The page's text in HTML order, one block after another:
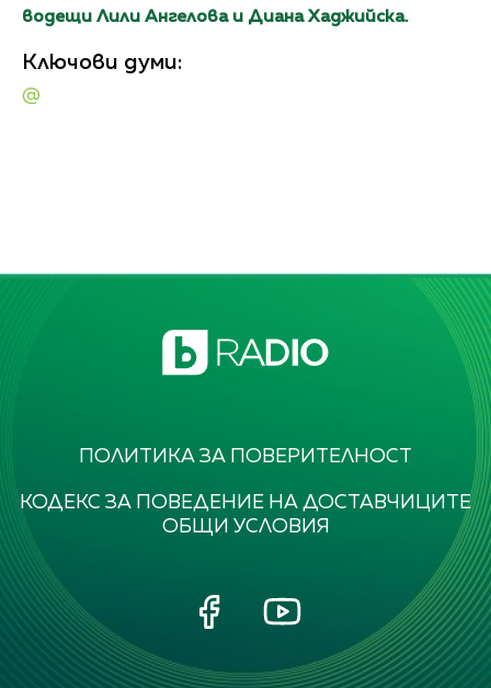
водещи Лили Ангелова и Диана Хаджийска.
Ключови думи:
@
ПОЛИТИКА ЗА ПОВЕРИТЕЛНОСТ
КОДЕКС ЗА ПОВЕДЕНИЕ НА ДОСТАВЧИЦИТЕ
ОБЩИ УСЛОВИЯ